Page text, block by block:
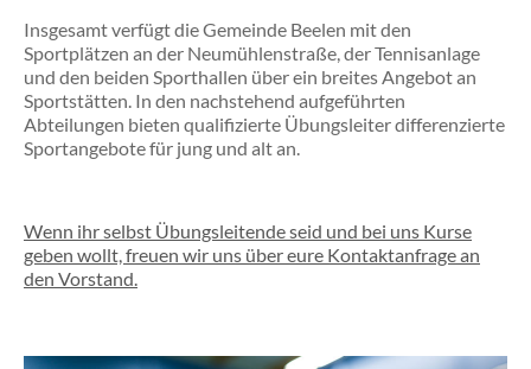
Insgesamt verfügt die Gemeinde Beelen mit den
Sportplätzen an der Neumühlenstraße, der Tennisanlage
und den beiden Sporthallen über ein breites Angebot an
Sportstätten. In den nachstehend aufgeführten
Abteilungen bieten qualifizierte Übungsleiter differenzierte
Sportangebote für jung und alt an.
Wenn ihr selbst Übungsleitende seid und bei uns Kurse
geben wollt, freuen wir uns über eure Kontaktanfrage an
den Vorstand.